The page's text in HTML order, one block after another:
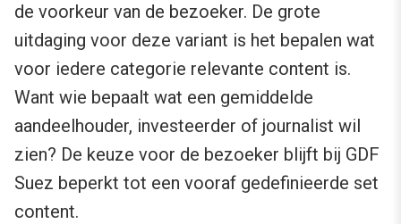
de voorkeur van de bezoeker. De grote
uitdaging voor deze variant is het bepalen wat
voor iedere categorie relevante content is.
Want wie bepaalt wat een gemiddelde
aandeelhouder, investeerder of journalist wil
zien? De keuze voor de bezoeker blijft bij GDF
Suez beperkt tot een vooraf gedefinieerde set
content.